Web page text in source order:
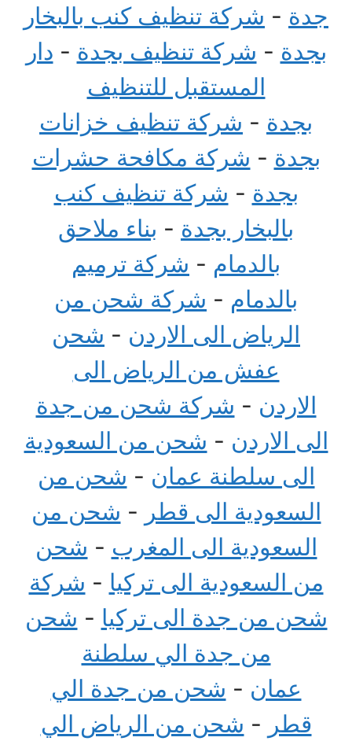
جدة - شركة تنظيف كنب بالبخار
بجدة - شركة تنظيف بجدة - دار
المستقبل للتنظيف
بجدة - شركة تنظيف خزانات
بجدة - شركة مكافحة حشرات
بجدة - شركة تنظيف كنب
بالبخار بجدة - بناء ملاحق
بالدمام - شركة ترميم
بالدمام - شركة شحن من
الرياض الى الاردن - شحن
عفش من الرياض الى
الاردن - شركة شحن من جدة
الى الاردن - شحن من السعودية
الى سلطنة عمان - شحن من
السعودية الى قطر - شحن من
السعودية الى المغرب - شحن
من السعودية الى تركيا - شركة
شحن من جدة الى تركيا - شحن
من جدة الي سلطنة
عمان - شحن من جدة الي
قطر - شحن من الرياض الي